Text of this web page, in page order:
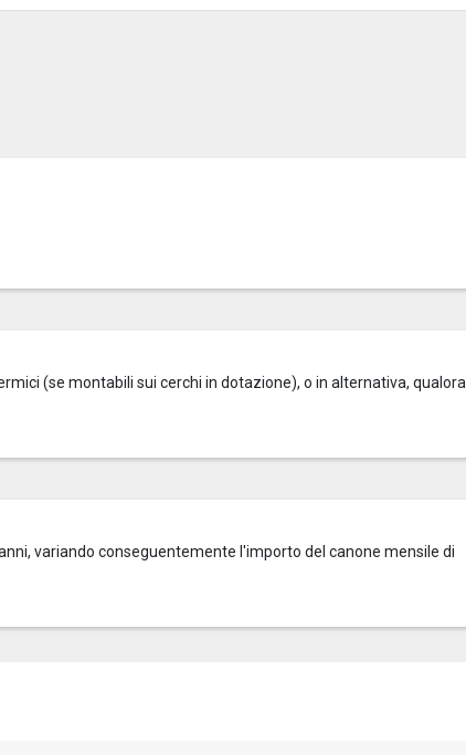
(se montabili sui cerchi in dotazione), o in alternativa, qualora
variando conseguentemente l'importo del canone mensile di